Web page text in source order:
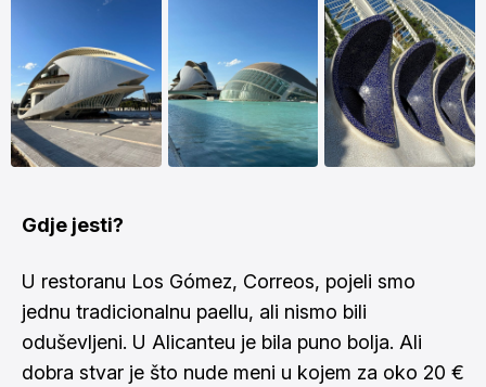
Gdje jesti?
U restoranu Los Gómez, Correos, pojeli smo
jednu tradicionalnu paellu, ali nismo bili
oduševljeni. U Alicanteu je bila puno bolja. Ali
dobra stvar je što nude meni u kojem za oko 20 €